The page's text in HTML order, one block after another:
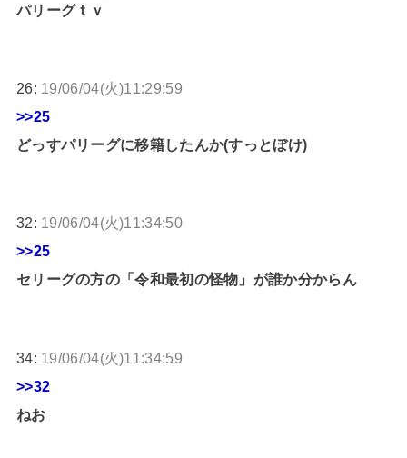
パリーグｔｖ
26: 19/06/04(火)11:29:59
>>25
どっすパリーグに移籍したんか(すっとぼけ)
32: 19/06/04(火)11:34:50
>>25
セリーグの方の「令和最初の怪物」が誰か分からん
34: 19/06/04(火)11:34:59
>>32
ねお